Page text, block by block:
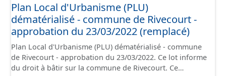
contient les pièces administratives, le rapport de
présentation, le PADD, le règlement (à l'exception des
plans de zonages), les annexes, les orientations
d'aménagement et les données géographiques. Malgré
l'attention portée à la création de ces données, il est
rappelé que seuls les documents papier font foi et sont
opposables d'un point de vue juridique.
Plan Local d'Urbanisme (PLU)
dématérialisé - commune de Rivecourt -
approbation du 23/03/2022 (remplacé)
Plan Local d'Urbanisme (PLU) dématérialisé - commune
de Rivecourt - approbation du 23/03/2022. Ce lot informe
du droit à bâtir sur la commune de Rivecourt. Ce